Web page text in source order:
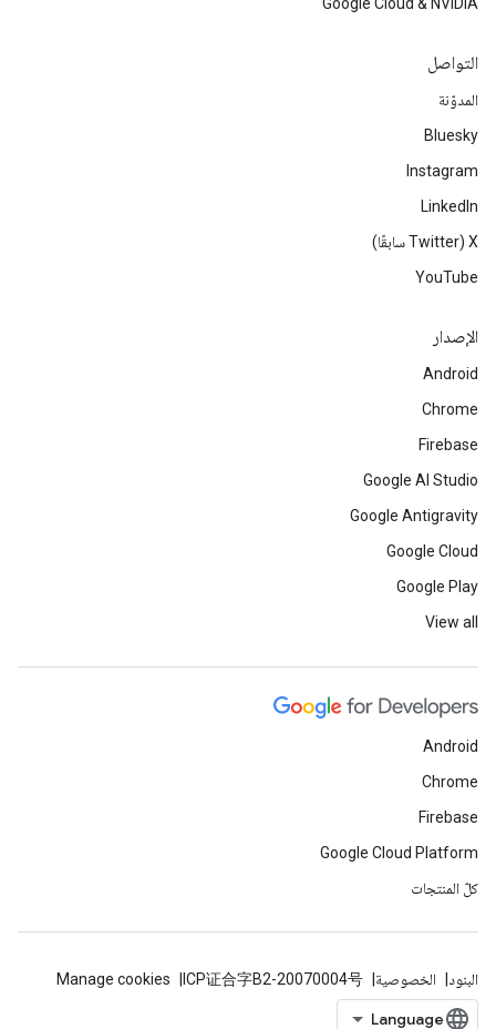
التواصل
المدوّنة
Bluesky
Instagram
LinkedIn
‫X ‏(Twitter سابقًا)
YouTube
الإصدار
Android
Chrome
Firebase
Google AI Studio
Google Antigravity
Google Cloud
Google Play
View all
Android
Chrome
Firebase
Google Cloud Platform
كلّ المنتجات
البنود الخصوصية ICP证合字B2-20070004号
Manage cookies